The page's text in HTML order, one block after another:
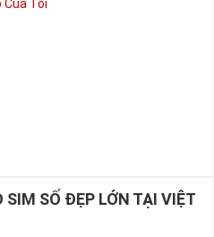
Của Tôi
SIM SỐ ĐẸP LỚN TẠI VIỆT